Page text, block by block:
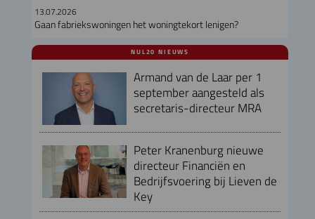
13.07.2026
Gaan fabriekswoningen het woningtekort lenigen?
NUL20 NIEUWS
Armand van de Laar per 1
september aangesteld als
secretaris-directeur MRA
Peter Kranenburg nieuwe
directeur Financiën en
Bedrijfsvoering bij Lieven de
Key